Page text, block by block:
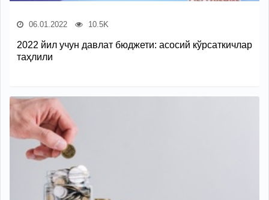
06.01.2022 10.5K
2022 йил учун давлат бюджети: асосий кўрсаткичлар
таҳлили